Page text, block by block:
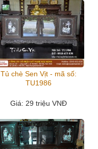
Tủ chè Sen Vịt - mã số:
TU1986
Giá: 29 triệu VNĐ